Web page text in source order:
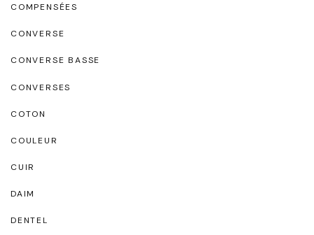
COMPENSÉES
CONVERSE
CONVERSE BASSE
CONVERSES
COTON
COULEUR
CUIR
DAIM
DENTEL